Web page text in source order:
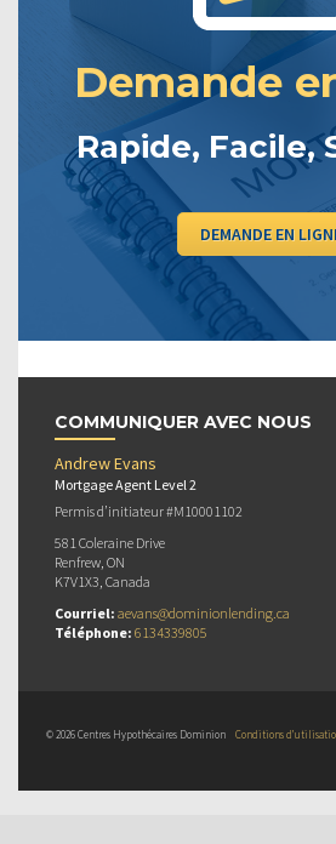
Demande
Rapide, Facile,
DEMANDE EN
COMMUNIQUER AVEC NOUS
Andrew Evans
Mortgage Agent Level 2
Permis d’initiateur #M10001102
581 Coleraine Drive
Renfrew, ON
K7V1X3, Canada
Courriel: aevans@dominionlending.ca
Téléphone: 6134339805
© 2026 Centres Hypothécaires Dominion Conditions